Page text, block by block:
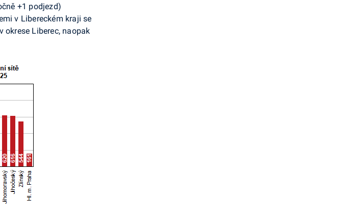
+1 podjezd)
v Libereckém kraji se
okrese Liberec, naopak